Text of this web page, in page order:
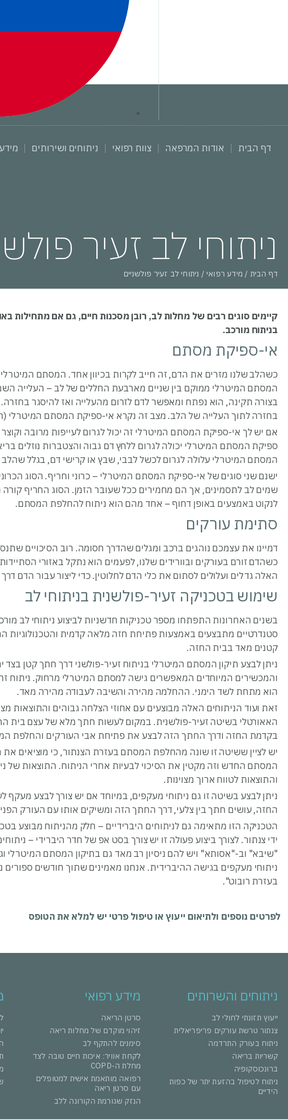
דף הבית אודות המרפאה צוות רפואי ניתוחים ושירותים
ניתוחי לב זעיר
דף הבית / מידע רפואי / ניתוחי לב זעיר פולשניים
קיימים סוגים רבים של מחלות לב, רובן מסכנות חיים, גם אם מתחילות
בניתוח מורכב.
אי-ספיקת מסתם
כשהלב שלנו מזרים את הדם, זה חייב לקרות בכיוון אחד. המסתם
המסתם המיטרלי ממוקם בין שניים מארבעת החללים של לב – העלייה
בצורה תקינה, הוא נפתח ומאפשר לדם לזרום מהעלייה ואז להיסגר
בחזרה לתוך העלייה של הלב. מצב זה נקרא אי-ספיקת המסתם המיטרלי
אם יש לך אי-ספיקת המסתם המיטרלי זה יכול לגרום לעייפות מרובה וקוצר
ספיקת המסתם המיטרלי יכולה לגרום ללחץ דם גבוה והצטברות נוזלים
המסתם המיטרלי עלולה לגרום לכשל לבבי, שבץ או קרישי דם, בגלל
ישנם שני סוגים של אי-ספיקת המסתם המיטרלי – כרוני וחריף. הסוג
שמים לב לתסמינים, אך הם מחמירים ככל שעובר הזמן. הסוג החריף קורה
לנקוט באמצעים באופן דחוף – אחד מהם הוא ניתוח להחלפת המסתם.
סתימת עורקים
דמיינו את עצמכם נוהגים ברכב ומגלים שהדרך חסומה. רוב הסיכויים
כשהדם זורם בעורקים ובוורידים שלנו, לפעמים הוא נתקל באזורי
האלה גדלים ועלולים לסתום את כלי הדם לחלוטין. כדי ליצור עבור הדם
שימוש בטכניקה זעיר-פולשנית בניתוחי לב
בשנים האחרונות התפתחו מספר טכניקות חדשניות לביצוע ניתוחי לב
סטנדרטיים מתבצעים באמצעות פתיחת חזה מלאה קדמית והטכנולוגיות
קטנים מאד בבית החזה.
ניתן לבצע תיקון המסתם המיטרלי בניתוח זעיר-פולשני דרך חתך קטן
והמכשירים המיוחדים המאפשרים גישה למסתם המיטרלי מרחוק. ניתוח
הוא מתחת לשד הימני. ההחלמה מהירה והשיבה לעבודה מהירה מאד.
זאת ועוד הניתוחים האלה מבוצעים עם אחוזי הצלחה גבוהים והתוצאות
האאורטלי בשיטה זעיר-פולשנית. במקום לעשות חתך מלא של עצם בית
בקדמת החזה ודרך החתך הזה לבצע את פתיחת אבי העורקים והחלפת
יש לציין ששיטה זו שונה מהחלפת המסתם בעזרת הצנתור, כי מוציאים
המסתם החדש וזה מקטין את הסיכוי לבעיות אחרי הניתוח. התוצאות של
והתוצאות לטווח ארוך מצוינות.
ניתן לבצע בשיטה זו גם ניתוחי מעקפים, במיוחד אם יש צורך לבצע
החזה, עושים חתך בין צלעי, דרך החתך הזה ומשיקים אותו עם העורק
הטכניקה הזו מתאימה גם לניתוחים היברידיים – חלק מהניתוח מבוצע
ידי צנתור. לצורך ביצוע פעולה זו יש צורך בסט אפ של חדר היברידי –
"שיבא" וב-"אסותא" ויש להם ניסיון רב מאד גם בתיקון המסתם המיטרלי
ניתוחי מעקפים בגישה ההיברידית. אנחנו מאמינים שתוך חודשים
בעזרת רובוט".
לפרטים נוספים ולתיאום ייעוץ או טיפול פרטי יש למלא את הטופס
ניתוחים והשרותים
ייעוץ תזונתי לחולי לב
צנתור טרשת עורקים פריפריאלית
ניתוח בעורק התרדמה
קשריות בריאה
ברונכוסקופיה
ניתוח לטיפול בהזעת יתר של כפות
הידיים
מידע רפואי
סרטן הריאה
זיהוי מוקדם של מחלות ריאה
סימנים להתקף לב
לקחת אוויר: איכות חיים טובה לצד
מחלת ה-COPD
רפואה מותאמת אישית למטופלים
עם סרטן ריאה
הנזק שגורמת הקורונה ללב